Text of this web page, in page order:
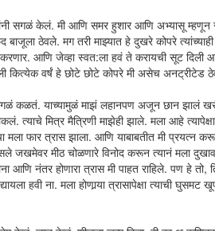
सगळं केलं. मी आणि समर हुशार आणि अभ्यासू म्हणून
ठेवले. मग तरी माझ्यात हे दुखरे कोपरे
करणार. आणि जेव्हा स्वत:ला हवं ते करायची सूट
कित्येक वर्षं हे छोटे छोटे कोपरे मी असेच अनट्रीटेड
याच्यामुळं माझं लहानपण अजून छान झालं खरंतर.
मित्र मैत्रिणी माझेही झाले. मला आहे
मला फार त्रास झाला. आणि याबाबतीत मी प्रयत्न
जखमेवर मीठ चोळणारे विनोद करून त्यानं मला
आणि नंतर होणारा त्रास मी पाहत राहिले. पण हे
हवी ना. मला होणार्‍या त्रासापेक्षा त्याची घुसमट